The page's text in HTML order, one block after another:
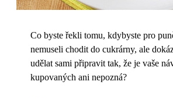
Co byste řekli tomu, kdybyste pro
nemuseli chodit do cukrárny, ale
udělat sami připravit tak, že je vaše
kupovaných ani nepozná?